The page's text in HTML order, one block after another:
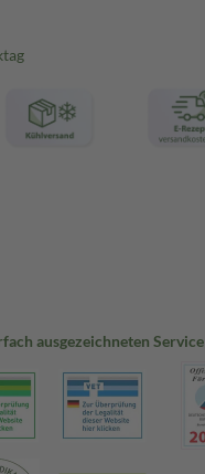
ausgezeichneten Service